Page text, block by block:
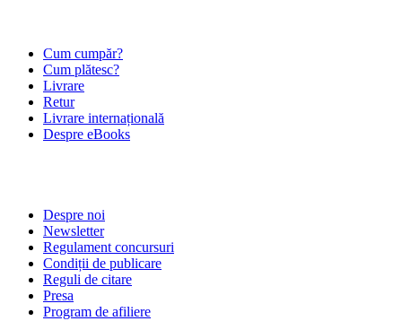
Cum cumpăr?
Cum plătesc?
Livrare
Retur
Livrare internațională
Despre eBooks
Despre noi
Newsletter
Regulament concursuri
Condiții de publicare
Reguli de citare
Presa
Program de afiliere